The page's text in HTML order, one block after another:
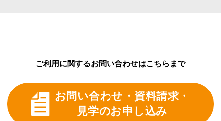
ご利用に関するお問い合わせはこちらまで
お問い合わせ・資料請求・
見学のお申し込み